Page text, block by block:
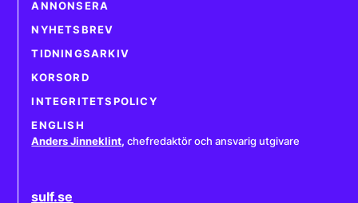
ANNONSERA
NYHETSBREV
TIDNINGSARKIV
KORSORD
INTEGRITETSPOLICY
ENGLISH
Anders Jinneklint, chefredaktör och ansvarig utgivare
sulf.se